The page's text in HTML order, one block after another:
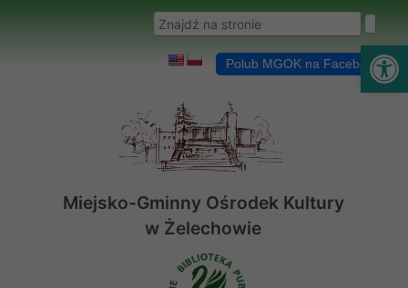
Wyszukaj w serwisie
Polub MGOK na Facebooku
Miejsko-Gminny Ośrodek Kultury
w Żelechowie